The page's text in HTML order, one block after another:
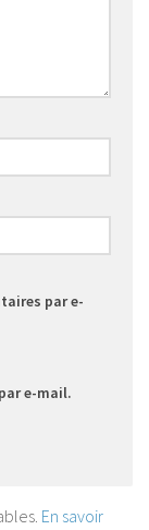
par e-
e-mail.
En savoir